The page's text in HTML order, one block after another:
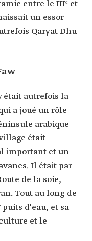
entre le IIIᵉ et
un essor
Qaryat Dhu
était autrefois la
a joué un rôle
arabique
était
important et un
Il était par
de la soie,
Tout au long de
d'eau, et sa
et le